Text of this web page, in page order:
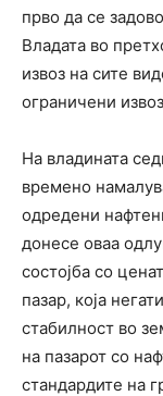
прво да се
Владата во
извоз на сите
ограничени
На владината
времено
одредени
донесе оваа
состојба со
пазар, која
стабилност во
на пазарот со
стандардите на